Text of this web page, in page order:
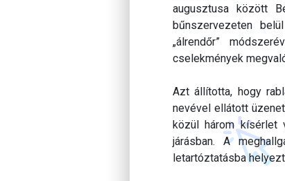
augusztusa között
bűnszervezeten
„álrendőr”
cselekmények
Azt állította, hogy
nevével ellátott
közül három kísérlet
járásban. A
letartóztatásba